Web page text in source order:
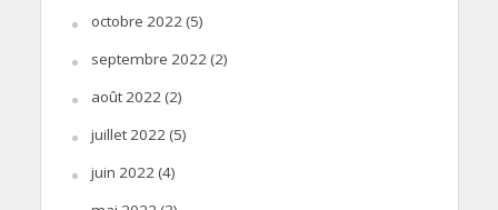
octobre 2022 (5)
septembre 2022 (2)
août 2022 (2)
juillet 2022 (5)
juin 2022 (4)